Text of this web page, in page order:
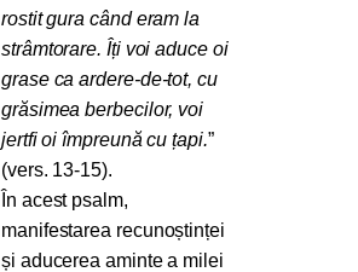
rostit gura când eram la
strâmtorare. Îți voi aduce oi
grase ca ardere-de-tot, cu
grăsimea berbecilor, voi
jertfi oi împreună cu țapi.”
(vers. 13-15).
În acest psalm,
manifestarea recunoștinței
și aducerea aminte a milei